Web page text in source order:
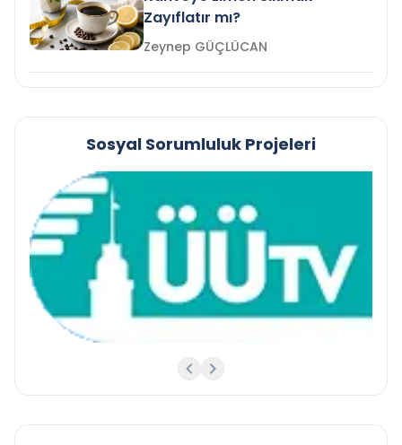
Zayıflatır mı?
Zeynep GÜÇLÜCAN
Sosyal Sorumluluk Projeleri